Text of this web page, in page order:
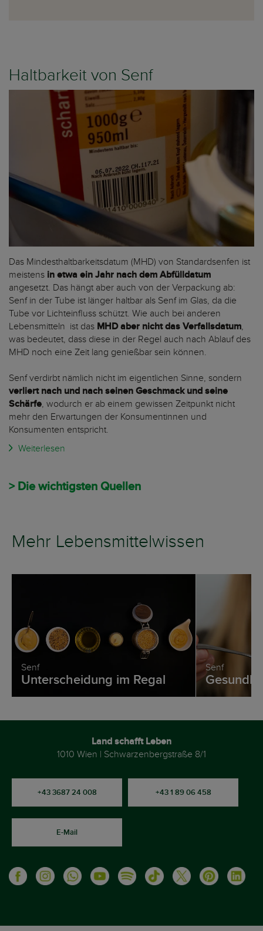
Haltbarkeit von Senf
Das Mindesthaltbarkeitsdatum (MHD) von Standardsenfen ist
meistens in etwa ein Jahr nach dem Abfülldatum
angesetzt. Das hängt aber auch von der Verpackung ab:
Senf in der Tube ist länger haltbar als Senf im Glas, da die
Tube vor Lichteinfluss schützt. Wie auch bei anderen
Lebensmitteln ist das MHD aber nicht das Verfallsdatum,
was bedeutet, dass diese in der Regel auch nach Ablauf des
MHD noch eine Zeit lang genießbar sein können.
Senf verdirbt nämlich nicht im eigentlichen Sinne, sondern
verliert nach und nach seinen Geschmack und seine
Schärfe, wodurch er ab einem gewissen Zeitpunkt nicht
mehr den Erwartungen der Konsumentinnen und
Konsumenten entspricht.
Weiterlesen
> Die wichtigsten Quellen
Mehr Lebensmittelwissen
Senf
Unterscheidung im Regal
Senf
Land schafft Leben
1010 Wien | Schwarzenbergstraße 8/1
+43 3687 24 008 +43 1 89 06 458
E-Mail